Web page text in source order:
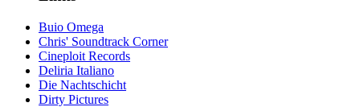
Buio Omega
Chris' Soundtrack Corner
Cineploit Records
Deliria Italiano
Die Nachtschicht
Dirty Pictures